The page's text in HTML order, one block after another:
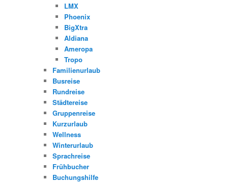
LMX
Phoenix
BigXtra
Aldiana
Ameropa
Tropo
Familienurlaub
Busreise
Rundreise
Städtereise
Gruppenreise
Kurzurlaub
Wellness
Winterurlaub
Sprachreise
Frühbucher
Buchungshilfe